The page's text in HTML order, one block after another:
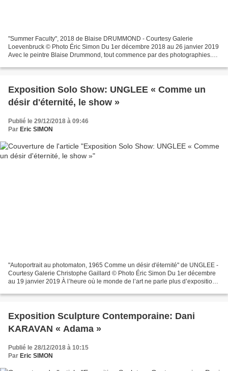
"Summer Faculty", 2018 de Blaise DRUMMOND - Courtesy Galerie
Loevenbruck © Photo Éric Simon Du 1er décembre 2018 au 26 janvier 2019
Avec le peintre Blaise Drummond, tout commence par des photographies.
Exposition Solo Show: UNGLEE « Comme un
désir d'éternité, le show »
Publié le 29/12/2018 à 09:46
Par Eric SIMON
"Autoportrait au photomaton, 1965 Comme un désir d'éternité" de UNGLEE -
Courtesy Galerie Christophe Gaillard © Photo Éric Simon Du 1er décembre
au 19 janvier 2019 À l’heure où le monde de l’art ne parle plus d’exposition
Exposition Sculpture Contemporaine: Dani
KARAVAN « Adama »
Publié le 28/12/2018 à 10:15
Par Eric SIMON